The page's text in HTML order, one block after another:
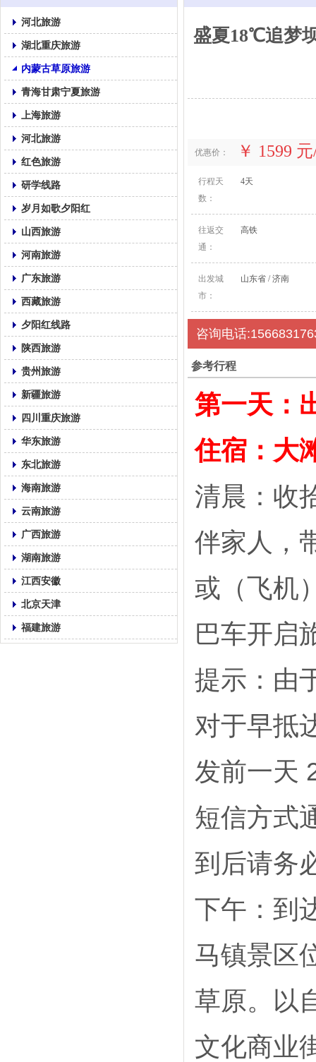
河北旅游
湖北重庆旅游
内蒙古草原旅游
青海甘肃宁夏旅游
上海旅游
河北旅游
红色旅游
研学线路
岁月如歌夕阳红
山西旅游
河南旅游
广东旅游
西藏旅游
夕阳红线路
陕西旅游
贵州旅游
新疆旅游
四川重庆旅游
华东旅游
东北旅游
海南旅游
云南旅游
广西旅游
湖南旅游
江西安徽
北京天津
福建旅游
盛夏18℃追梦
优惠价： ￥ 1599
行程天
数：
4天
往返交
通：
高铁
出发城
市：
山东省 / 济南
咨询电话
参考行程
第一天：
住宿：大
清晨：收
伴家人，
或（飞机
巴车开启
提示：由
对于早抵
发前一天
短信方式
到后请务
下午：到
马镇景区
草原。以
文化商业